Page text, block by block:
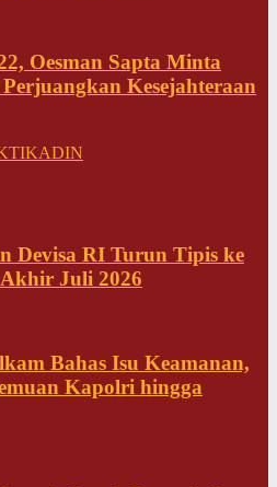
Oesman Sapta Minta
Kesejahteraan
KADIN
Devisa RI Turun Tipis ke
Juli 2026
Bahas Isu Keamanan,
Kapolri hingga